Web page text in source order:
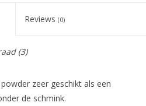
Reviews (0)
(3)
zeer geschikt als een
de schmink.